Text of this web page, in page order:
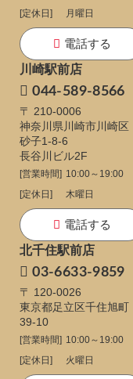
[定休日]
月曜日
電話する
川崎駅前店
044-589-8566
〒 210-0006
神奈川県川崎市川崎区
砂子1-8-6
長谷川ビル2F
[営業時間] 10:00～19:00
[定休日]
木曜日
電話する
北千住駅前店
03-6633-9859
〒 120-0026
東京都足立区千住旭町
39-10
[営業時間] 10:00～19:00
[定休日]
火曜日